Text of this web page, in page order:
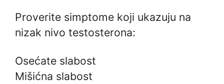
Proverite simptome koji ukazuju na
nizak nivo testosterona:
Osećate slabost
Mišićna slabost